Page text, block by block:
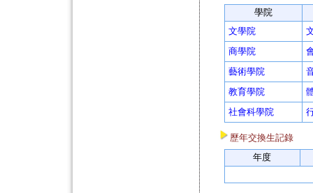
學院
文學院
商學院
藝術學院
教育學院
社會科學院
歷年交換生記錄
年度